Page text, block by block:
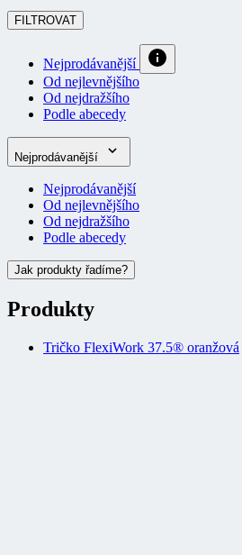
Nejprodávanější
Od nejdražšího
Podle abecedy
Nejprodávanější
Od nejdražšího
Podle abecedy
Jak produkty řadíme?
Produkty
Tričko FlexiWork 37.5® oranžová